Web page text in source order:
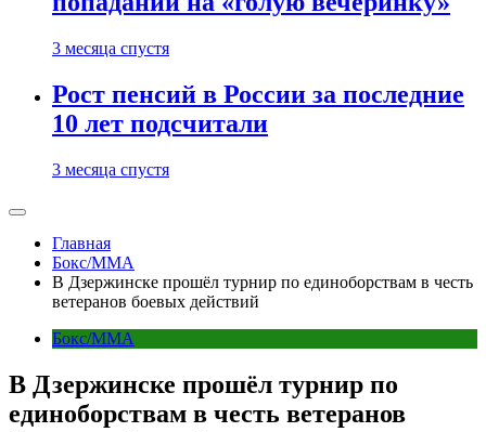
3 месяца спустя
Рост пенсий в России за последние
10 лет подсчитали
3 месяца спустя
Главная
Бокс/MMA
В Дзержинске прошёл турнир по единоборствам в честь
ветеранов боевых действий
Бокс/MMA
В Дзержинске прошёл турнир по
единоборствам в честь ветеранов